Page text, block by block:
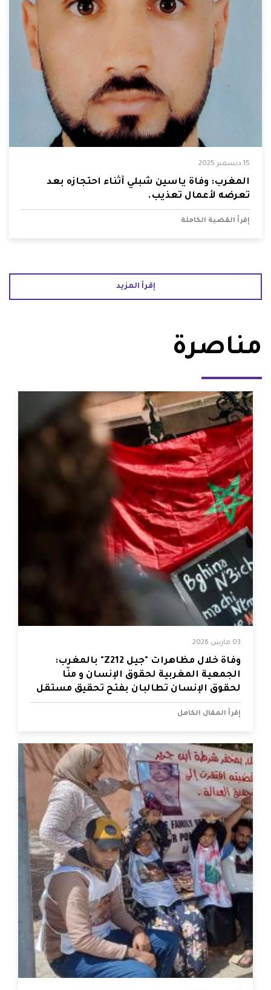
15 ديسمبر 2025
المغرب: وفاة ياسين شبلي أثناء احتجازه بعد
تعرضه لأعمال تعذيب.
إقرأ القضية الكاملة
إقرأ المزيد
مناصرة
03 مارس 2026
وفاة خلال مظاهرات "جيل Z212" بالمغرب:
الجمعية المغربية لحقوق الإنسان و منّا
لحقوق الإنسان تطالبان بفتح تحقيق مستقل
إقرأ المقال الكامل